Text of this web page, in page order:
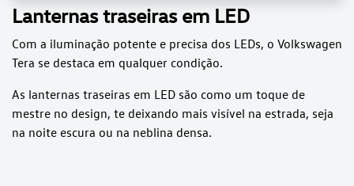
Lanternas traseiras em LED
Com a iluminação potente e precisa dos LEDs, o Volkswagen
Tera se destaca em qualquer condição.
As lanternas traseiras em LED são como um toque de
mestre no design, te deixando mais visível na estrada, seja
na noite escura ou na neblina densa.